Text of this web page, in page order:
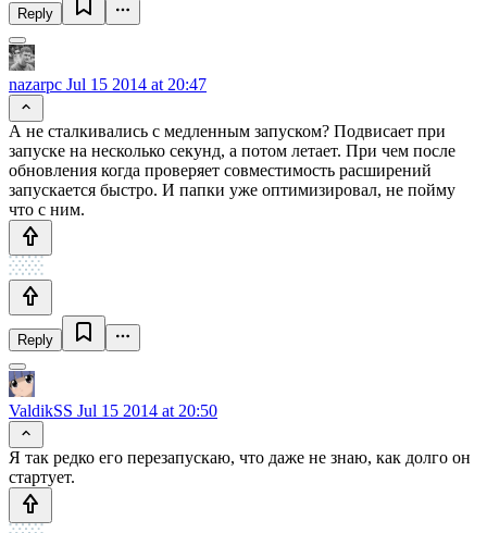
Reply
nazarpc Jul 15 2014 at 20:47
А не сталкивались с медленным запуском? Подвисает при
запуске на несколько секунд, а потом летает. При чем после
обновления когда проверяет совместимость расширений
запускается быстро. И папки уже оптимизировал, не пойму
что с ним.
Reply
ValdikSS Jul 15 2014 at 20:50
Я так редко его перезапускаю, что даже не знаю, как долго он
стартует.